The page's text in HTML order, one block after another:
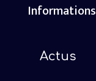
Informations
Actus